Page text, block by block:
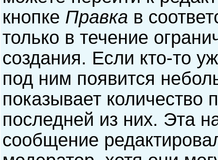
кнопке Правка в
только в течение
создания. Если кто-то
под ним появится
показывает количество
последней из них. Эта
сообщение